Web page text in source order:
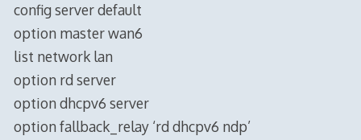
config server default
option master wan6
list network lan
option rd server
option dhcpv6 server
option fallback_relay ‘rd dhcpv6 ndp’